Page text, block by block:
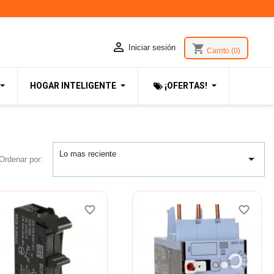
 Iniciar sesión shopping_cart Carrito (0)
HOGAR INTELIGENTE ¡OFERTAS!
por:
Lo mas reciente 
favorite_border
favorite_border
favorite_border favorite_border
favorite_border
favorite_border